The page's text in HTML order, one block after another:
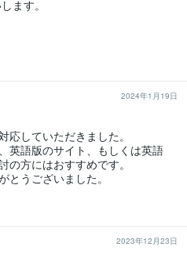
2024年1月19日
応していただきました。
英語版のサイト、もしくは英語
の方にはおすすめです。
とうございました。
2023年12月23日